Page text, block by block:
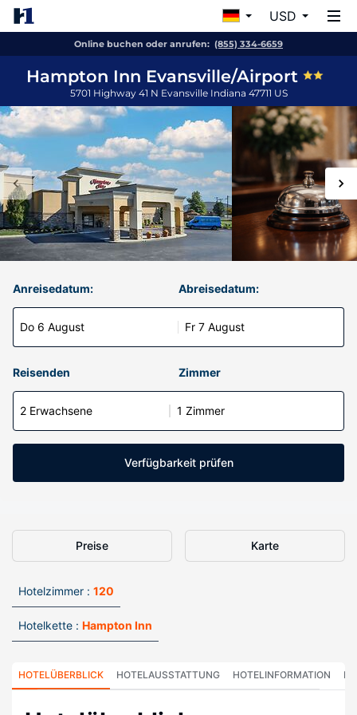
USD
Online buchen oder anrufen: (855) 334-6659
Hampton Inn Evansville/Airport
5701 Highway 41 N Evansville Indiana 47711 US
Anreisedatum:
Do 6 August
Abreisedatum:
Fr 7 August
Reisenden Zimmer
2 Erwachsene 1 Zimmer
Verfügbarkeit prüfen
Preise Karte
Hotelzimmer : 120
Hotelkette : Hampton Inn
HOTELÜBERBLICK HOTELAUSSTATTUNG HOTELINFORMATION